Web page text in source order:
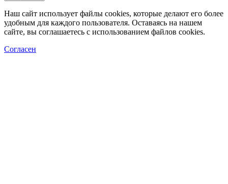
Наш сайт использует файлы cookies, которые делают его более
удобным для каждого пользователя. Оставаясь на нашем
сайте, вы соглашаетесь с использованием файлов cookies.
Согласен